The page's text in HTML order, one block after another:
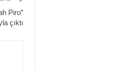
Piro”
çıktı